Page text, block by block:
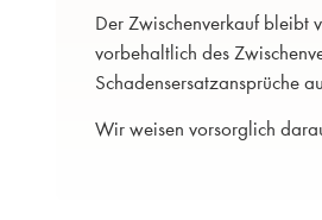
Der Zwischenverkauf bleibt
vorbehaltlich des
Schadensersatzansprüche
Wir weisen vorsorglich